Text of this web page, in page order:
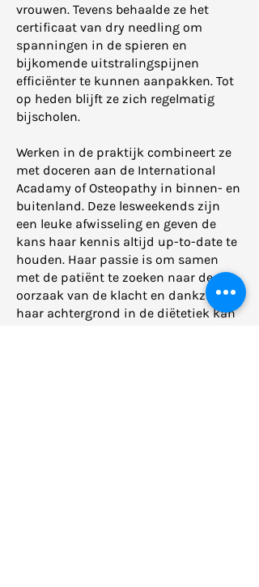
vrouwen. Tevens behaalde ze het
certificaat van dry needling om
spanningen in de spieren en
bijkomende uitstralingspijnen
efficiënter te kunnen aanpakken. Tot
op heden blijft ze zich regelmatig
bijscholen.
Werken in de praktijk combineert ze
met doceren aan de International
Acadamy of Osteopathy in binnen- en
buitenland. Deze lesweekends zijn
een leuke afwisseling en geven de
kans haar kennis altijd up-to-date te
houden. Haar passie is om samen
met de patiënt te zoeken naar de
oorzaak van de klacht en dankzij
haar achtergrond in de diëtetiek kan